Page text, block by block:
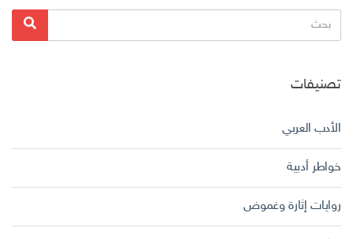
البحث
عن:
بحث
تصنيفات
الأدب العربي
خواطر أدبية
روايات إثارة وغموض